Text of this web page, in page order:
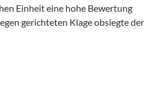
Einheit eine hohe Bewertung
gerichteten Klage obsiegte der